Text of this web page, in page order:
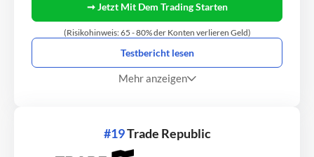
➞ Jetzt Mit Dem Trading Starten
(Risikohinweis: 65 - 80% der Konten verlieren Geld)
Testbericht lesen
Mehr anzeigen
#19Trade Republic